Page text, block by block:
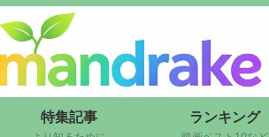
特集記事
ランキング